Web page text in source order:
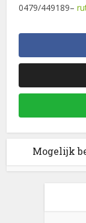
0479/449189–
Mogelijk